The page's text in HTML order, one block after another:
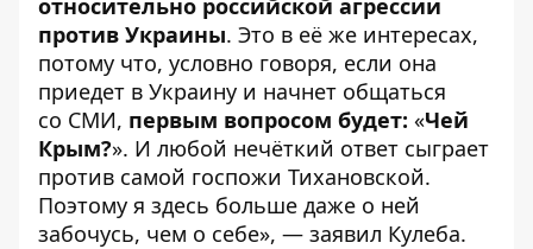
относительно российской агрессии
против Украины. Это в её же интересах,
потому что, условно говоря, если она
приедет в Украину и начнет общаться
со СМИ, первым вопросом будет: «Чей
Крым?». И любой нечёткий ответ сыграет
против самой госпожи Тихановской.
Поэтому я здесь больше даже о ней
забочусь, чем о себе», — заявил Кулеба.